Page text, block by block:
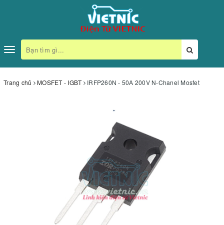
Toggle
navigation
Trang chủ MOSFET - IGBT IRFP260N - 50A 200V N-Chanel Mosfet